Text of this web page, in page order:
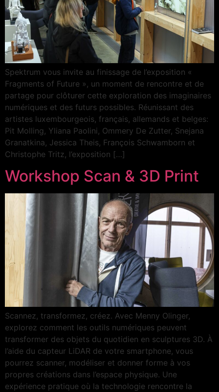
Spektrum vous invite au finissage de l’exposition «
Fragments of Future », un moment de rencontre et de
partage pour clôturer cette exploration des imaginaires
numériques et des futurs possibles. Réunissant des
artistes luxembourgeois, français, allemands et belges:
Pit Molling, Yliana Paolini, Ommery De Zutter, Snejana
Granatkina, Jessica Theis, François Schwamborn et
Christophe Tritz, l’exposition […]
Workshop Scan & 3D Print
Scannez, transformez, créez. Avec Menny Olinger,
explorez comment les outils numériques peuvent
transformer des objets du quotidien en sculptures 3D. À
l’aide du capteur LiDAR de votre smartphone, vous
pourrez scanner, modéliser et donner forme à vos
propres créations dans l’espace physique. Une
expérience pratique où la technologie rencontre la